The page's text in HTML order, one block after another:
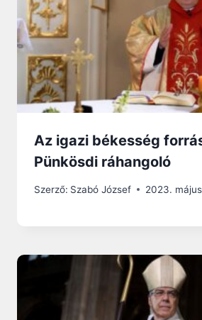
Az igazi békesség
Pünkösdi ráhangoló
Szerző: Szabó József 2023.